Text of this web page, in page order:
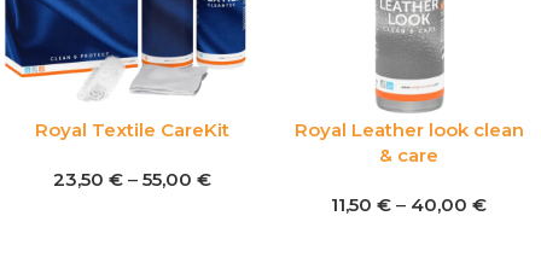
Royal Textile CareKit
23,50 € – 55,00 €
Royal Leather look clean
& care
11,50 € – 40,00 €